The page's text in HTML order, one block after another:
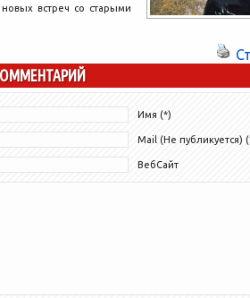
встреч со старыми
Имя (*)
Mail (Не публикуется)
ВебСайт